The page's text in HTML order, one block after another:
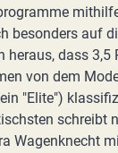
besonders auf
heraus, dass 3,5
von dem
"Elite")
schreibt
Wagenknecht